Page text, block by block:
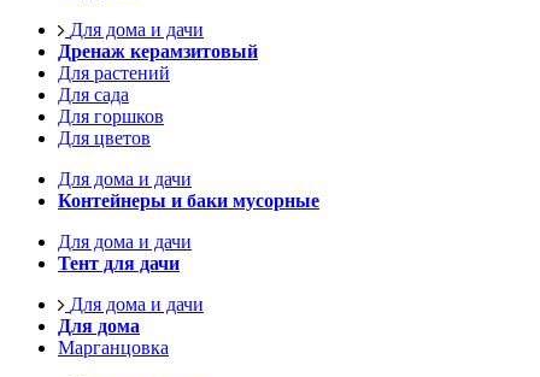
Для дома и дачи
Дренаж керамзитовый
Для растений
Для сада
Для горшков
Для цветов
Для дома и дачи
Контейнеры и баки мусорные
Для дома и дачи
Тент для дачи
Для дома и дачи
Для дома
Марганцовка